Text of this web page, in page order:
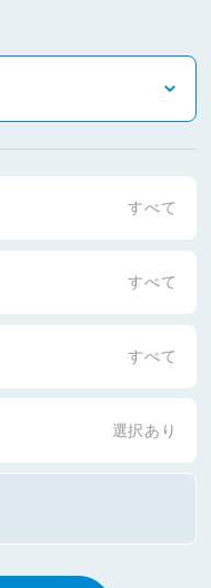
すべて
すべて
すべて
選択あり